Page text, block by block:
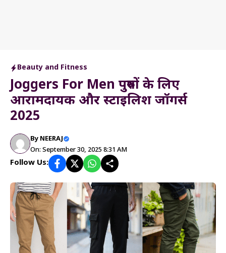
Beauty and Fitness
Joggers For Men पुरुषों के लिए
आरामदायक और स्टाइलिश जॉगर्स
2025
By NEERAJ
On: September 30, 2025 8:31 AM
Follow Us: